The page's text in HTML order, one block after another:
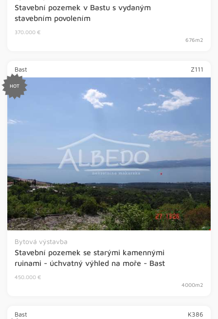
Stavební pozemek v Bastu s vydaným
stavebním povolením
370.000 €
676m2
Bast Z111
HOT
Bytová výstavba
Stavební pozemek se starými kamennými
ruinami - úchvatný výhled na moře - Bast
450.000 €
4000m2
Bast K386